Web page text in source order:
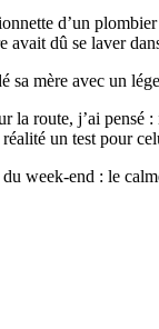
d’un
avait dû se laver
sa mère avec un
la route, j’ai pensé
un test pour
week-end : le